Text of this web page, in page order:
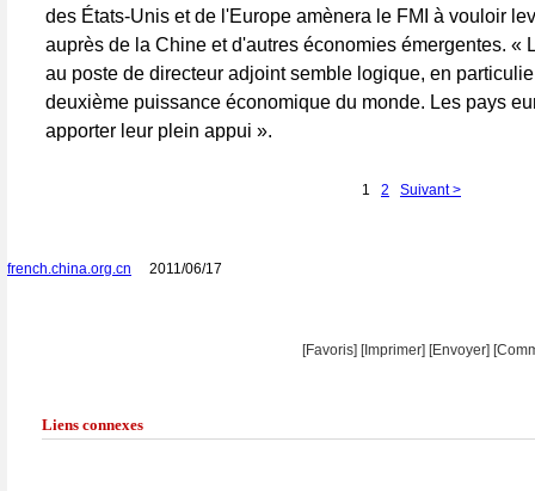
des États-Unis et de l'Europe amènera le FMI à vouloir
auprès de la Chine et d'autres économies émergentes. «
au poste de directeur adjoint semble logique, en
deuxième puissance économique du monde. Les pays
apporter leur plein appui ».
1 2 Suivant >
french.china.org.cn 2011/06/17
[Favoris] [Imprimer] [Envoyer]
Liens connexes